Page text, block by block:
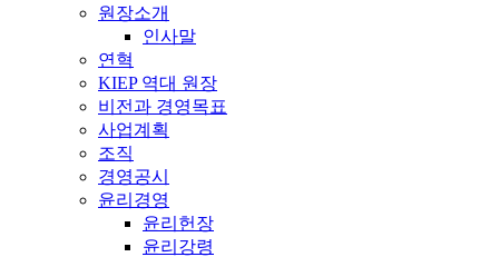
원장소개
인사말
연혁
KIEP 역대 원장
비전과 경영목표
사업계획
조직
경영공시
윤리경영
윤리헌장
윤리강령